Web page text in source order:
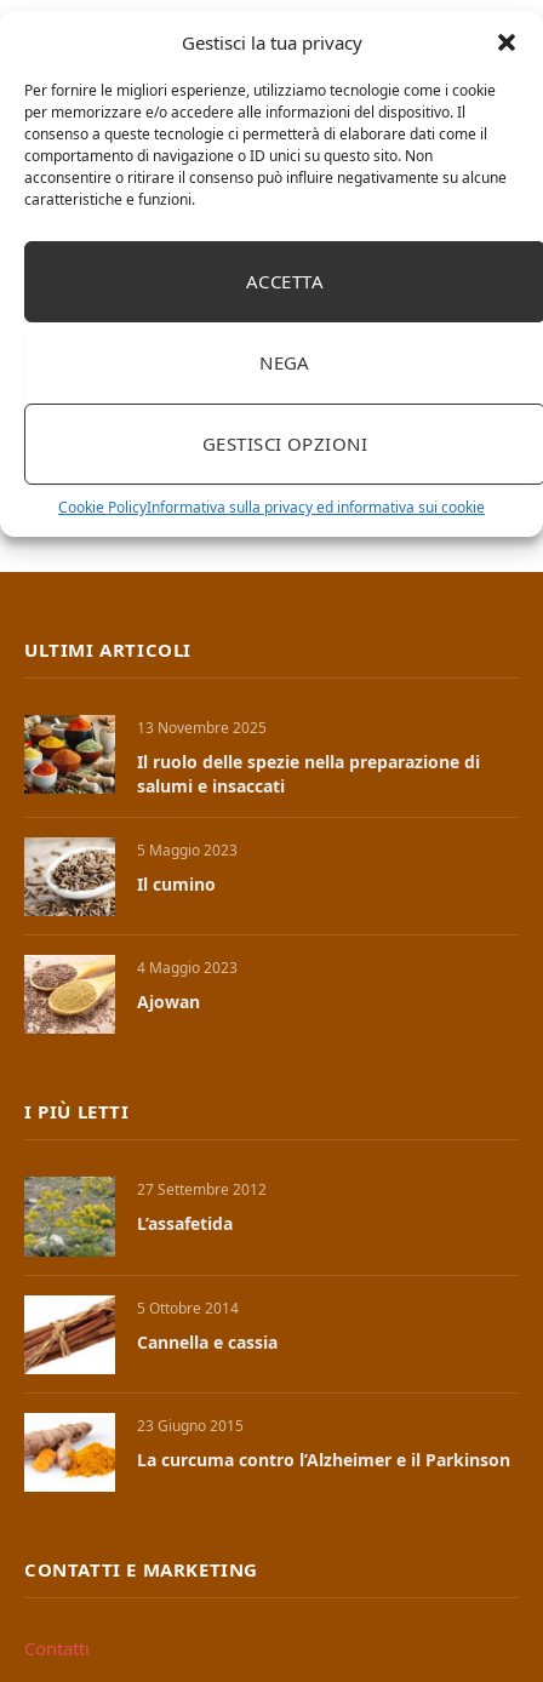
Gestisci la tua privacy
Per fornire le migliori esperienze, utilizziamo tecnologie come i cookie
per memorizzare e/o accedere alle informazioni del dispositivo. Il
consenso a queste tecnologie ci permetterà di elaborare dati come il
comportamento di navigazione o ID unici su questo sito. Non
acconsentire o ritirare il consenso può influire negativamente su alcune
caratteristiche e funzioni.
ACCETTA
NEGA
GESTISCI OPZIONI
Cookie PolicyInformativa sulla privacy ed informativa sui cookie
RICERCA NEL SITO
ULTIMI ARTICOLI
13 Novembre 2025
Il ruolo delle spezie nella preparazione di
salumi e insaccati
5 Maggio 2023
Il cumino
4 Maggio 2023
Ajowan
I PIÙ LETTI
27 Settembre 2012
L’assafetida
5 Ottobre 2014
Cannella e cassia
23 Giugno 2015
La curcuma contro l’Alzheimer e il Parkinson
CONTATTI E MARKETING
Contatti